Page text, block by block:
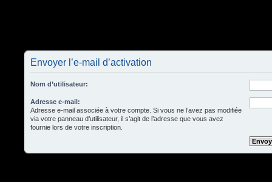
Envoyer l’e-mail d’activation
Nom d’utilisateur:
Adresse e-mail:
Adresse e-mail associée à votre compte. Si vous ne l’avez pas modifiée
via votre panneau d’utilisateur, il s’agit de l’adresse que vous avez
fournie lors de votre inscription.